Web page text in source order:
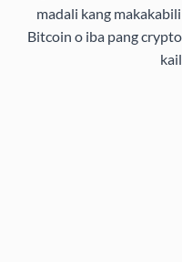
madali kang
Bitcoin o iba pang